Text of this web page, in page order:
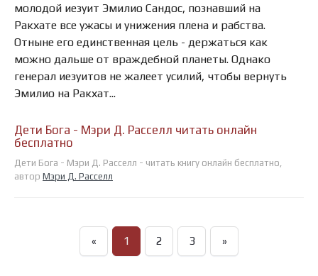
молодой иезуит Эмилио Сандос, познавший на
Ракхате все ужасы и унижения плена и рабства.
Отныне его единственная цель - держаться как
можно дальше от враждебной планеты. Однако
генерал иезуитов не жалеет усилий, чтобы вернуть
Эмилио на Ракхат...
Дети Бога - Мэри Д. Расселл читать онлайн
бесплатно
Дети Бога - Мэри Д. Расселл - читать книгу онлайн бесплатно,
автор Мэри Д. Расселл
« 1 2 3 »